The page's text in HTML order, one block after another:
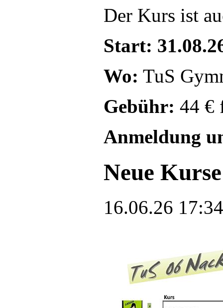
Der Kurs ist
Start:
Wo: TuS
Gebühr: 44 €
Anmeldung
Neue
16.06.26